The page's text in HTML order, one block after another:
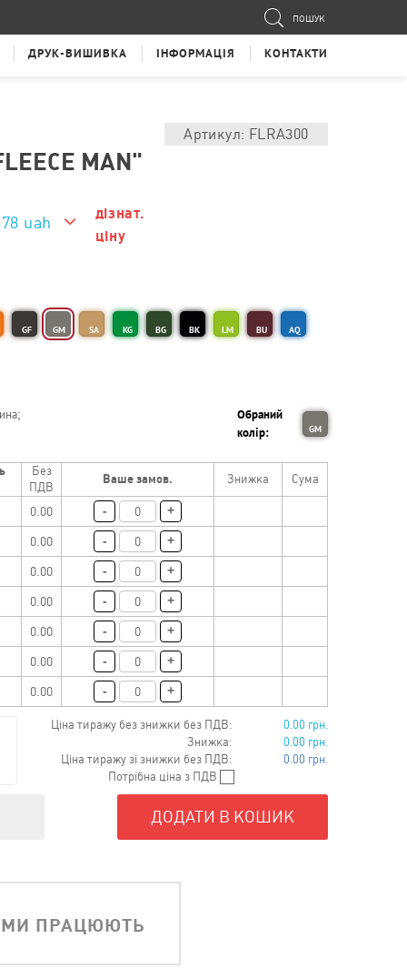
ПОШУК
ДРУК-ВИШИВКА ІНФОРМАЦІЯ КОНТАКТИ
Артикул: FLRA300
MAN"
uah
дізнат.
ціну
GF GM SA KG BG BK LM BU AQ
Обраний
колір:
GM
Без
ПДВ
Ваше замов. Знижка Сума
0.00 - +
0.00 - +
0.00 - +
0.00 - +
0.00 - +
0.00 - +
0.00 - +
Ціна тиражу без знижки без ПДВ:
0.00 грн.
Знижка:
0.00 грн.
Ціна тиражу зі знижки без ПДВ:
0.00 грн.
Потрібна ціна з ПДВ
ДОДАТИ В КОШИК
ПРАЦЮЮТЬ